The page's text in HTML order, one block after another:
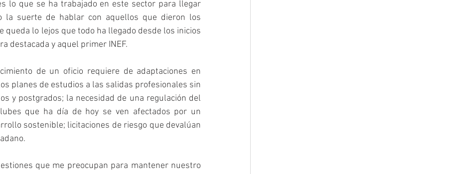
lo que se ha trabajado en este sector para llegar
la suerte de hablar con aquellos que dieron los
lo lejos que todo ha llegado desde los inicios
destacada y aquel primer INEF.
de un oficio requiere de adaptaciones en
planes de estudios a las salidas profesionales sin
y postgrados; la necesidad de una regulación del
que ha día de hoy se ven afectados por un
sostenible; licitaciones de riesgo que devalúan
que me preocupan para mantener nuestro